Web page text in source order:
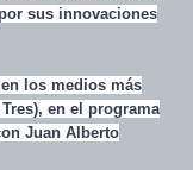
sus innovaciones
los medios más
en el programa
Juan Alberto